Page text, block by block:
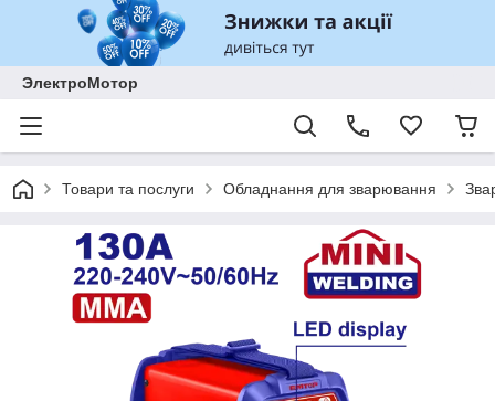
ЭлектроМотор
Товари та послуги Обладнання для зварювання